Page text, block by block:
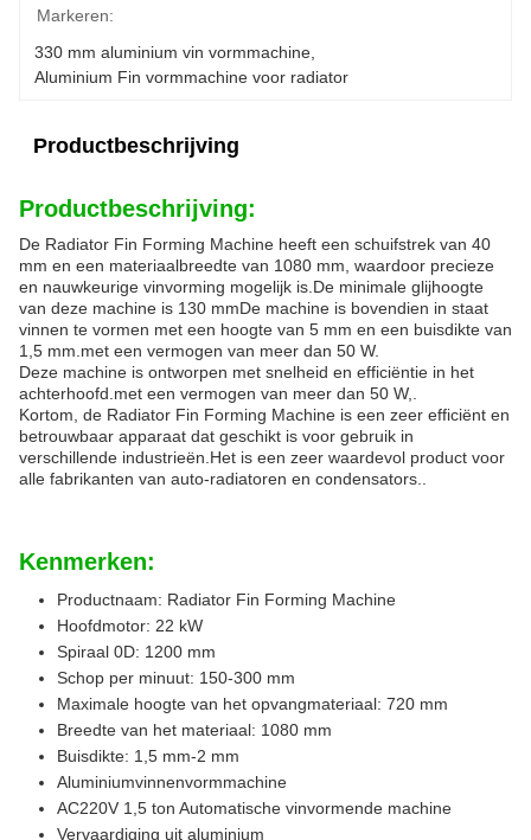
Markeren:
330 mm aluminium vin vormmachine
Aluminium Fin vormmachine voor radiator
Productbeschrijving
Productbeschrijving:
De Radiator Fin Forming Machine heeft een schuifstrek van 40
mm en een materiaalbreedte van 1080 mm, waardoor precieze
en nauwkeurige vinvorming mogelijk is.De minimale glijhoogte
van deze machine is 130 mmDe machine is bovendien in staat
vinnen te vormen met een hoogte van 5 mm en een buisdikte van
1,5 mm.met een vermogen van meer dan 50 W.
Deze machine is ontworpen met snelheid en efficiëntie in het
achterhoofd.met een vermogen van meer dan 50 W,.
Kortom, de Radiator Fin Forming Machine is een zeer efficiënt en
betrouwbaar apparaat dat geschikt is voor gebruik in
verschillende industrieën.Het is een zeer waardevol product voor
alle fabrikanten van auto-radiatoren en condensators..
Kenmerken:
Productnaam: Radiator Fin Forming Machine
Hoofdmotor: 22 kW
Spiraal 0D: 1200 mm
Schop per minuut: 150-300 mm
Maximale hoogte van het opvangmateriaal: 720 mm
Breedte van het materiaal: 1080 mm
Buisdikte: 1,5 mm-2 mm
Aluminiumvinnenvormmachine
AC220V 1,5 ton Automatische vinvormende machine
Vervaardiging uit aluminium